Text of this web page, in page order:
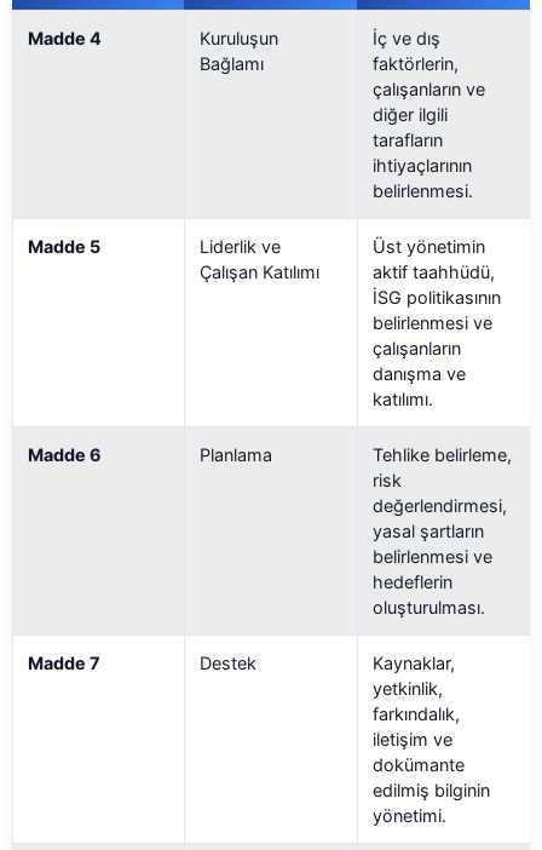
Madde 4
Kuruluşun
Bağlamı
İç ve dış
faktörlerin,
çalışanların ve
diğer ilgili
tarafların
ihtiyaçlarının
belirlenmesi.
Madde 5
Liderlik ve
Çalışan Katılımı
Üst yönetimin
aktif taahhüdü,
İSG politikasının
belirlenmesi ve
çalışanların
danışma ve
katılımı.
Madde 6 Planlama
Tehlike belirleme,
risk
değerlendirmesi,
yasal şartların
belirlenmesi ve
hedeflerin
oluşturulması.
Madde 7 Destek
Kaynaklar,
yetkinlik,
farkındalık,
iletişim ve
dokümante
edilmiş bilginin
yönetimi.